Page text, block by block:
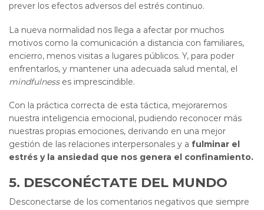
prever los efectos adversos del estrés continuo.
La nueva normalidad nos llega a afectar por muchos
motivos como la comunicación a distancia con familiares,
encierro, menos visitas a lugares públicos. Y, para poder
enfrentarlos, y mantener una adecuada salud mental, el
mindfulnesses imprescindible.
Con la práctica correcta de esta táctica, mejoraremos
nuestra inteligencia emocional, pudiendo reconocer más
nuestras propias emociones, derivando en una mejor
gestión de las relaciones interpersonales y a fulminar el
estrés y la ansiedad que nos genera el confinamiento.
5. DESCONÉCTATE DEL MUNDO
Desconectarse de los comentarios negativos que siempre